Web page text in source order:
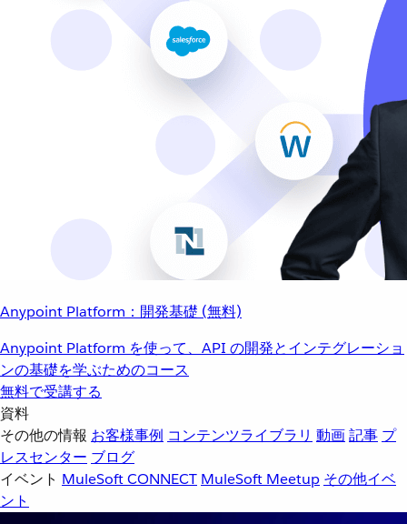
Anypoint Platform：開発基礎 (無料)
Anypoint Platform を使って、API の開発とインテグレーショ
ンの基礎を学ぶためのコース
無料で受講する
資料
その他の情報 お客様事例 コンテンツライブラリ 動画記事 プ
レスセンター ブログ
イベント MuleSoft CONNECT MuleSoft Meetup その他イベ
ント